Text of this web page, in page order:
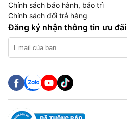
Chính sách bảo hành, bảo trì
Chính sách đổi trả hàng
Đăng ký nhận thông tin ưu đãi